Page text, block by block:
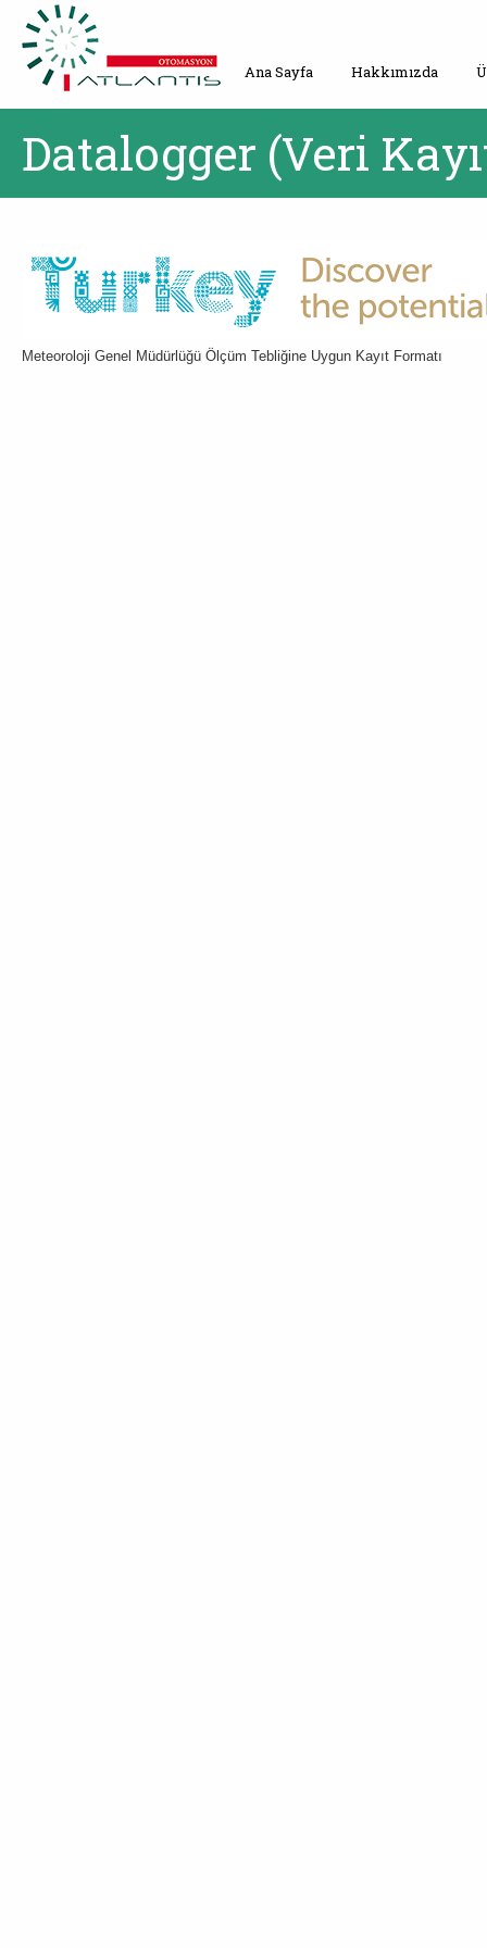
Ana Sayfa Hakkımızda
Datalogger (Veri
Meteoroloji Genel Müdürlüğü Ölçüm Tebliğine Uygun Kayıt Formatı